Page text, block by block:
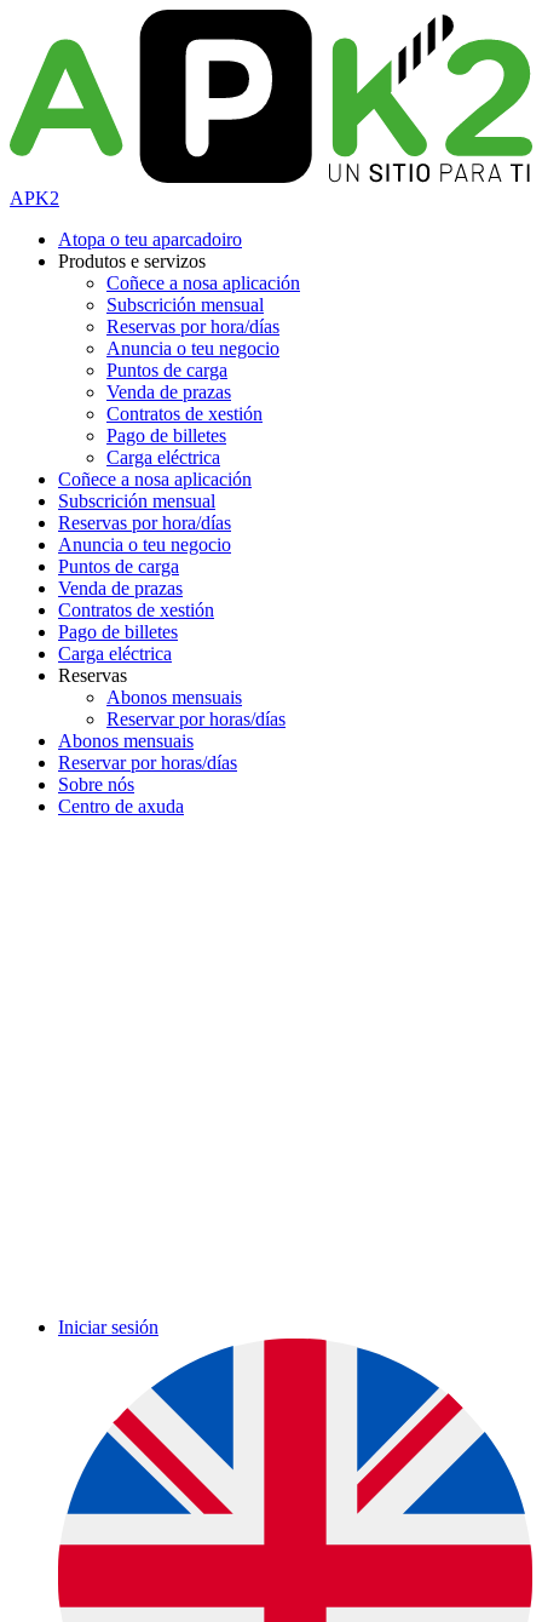
APK2
Atopa o teu aparcadoiro
Produtos e servizos
Coñece a nosa aplicación
Subscrición mensual
Reservas por hora/días
Anuncia o teu negocio
Puntos de carga
Venda de prazas
Contratos de xestión
Pago de billetes
Carga eléctrica
Coñece a nosa aplicación
Subscrición mensual
Reservas por hora/días
Anuncia o teu negocio
Puntos de carga
Venda de prazas
Contratos de xestión
Pago de billetes
Carga eléctrica
Reservas
Abonos mensuais
Reservar por horas/días
Abonos mensuais
Reservar por horas/días
Sobre nós
Centro de axuda
Iniciar sesión